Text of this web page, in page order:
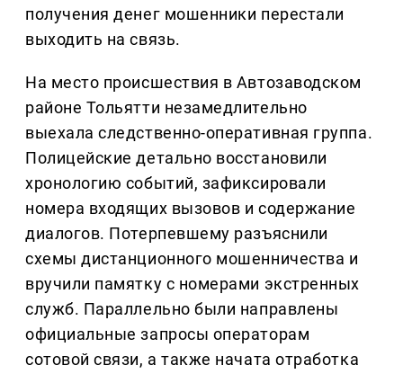
получения денег мошенники перестали
выходить на связь.
На место происшествия в Автозаводском
районе Тольятти незамедлительно
выехала следственно-оперативная группа.
Полицейские детально восстановили
хронологию событий, зафиксировали
номера входящих вызовов и содержание
диалогов. Потерпевшему разъяснили
схемы дистанционного мошенничества и
вручили памятку с номерами экстренных
служб. Параллельно были направлены
официальные запросы операторам
сотовой связи, а также начата отработка